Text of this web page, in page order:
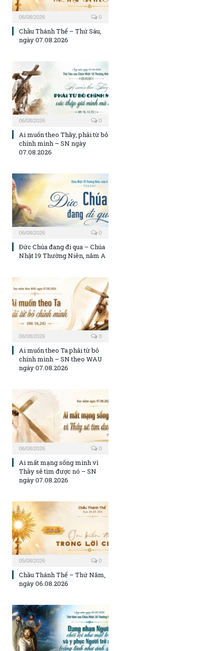
06/08/2026 0
Chầu Thánh Thể – Thứ Sáu,
ngày 07.08.2026
06/08/2026 0
Ai muốn theo Thầy, phải từ bỏ
chính mình – SN ngày
07.08.2026
06/08/2026 0
Đức Chúa đang đi qua – Chúa
Nhật 19 Thường Niên, năm A
06/08/2026 0
Ai muốn theo Ta phải từ bỏ
chính mình – SN theo WAU
ngày 07.08.2026
06/08/2026 0
Ai mất mạng sống mình vì
Thầy sẽ tìm được nó – SN
ngày 07.08.2026
05/08/2026 0
Chầu Thánh Thể – Thứ Năm,
ngày 06.08.2026